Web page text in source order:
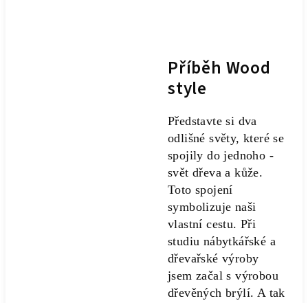
Příběh Wood
style
Představte si dva
odlišné světy, které se
spojily do jednoho -
svět dřeva a kůže.
Toto spojení
symbolizuje naši
vlastní cestu. Při
studiu nábytkářské a
dřevařské výroby
jsem začal s výrobou
dřevěných brýlí. A tak